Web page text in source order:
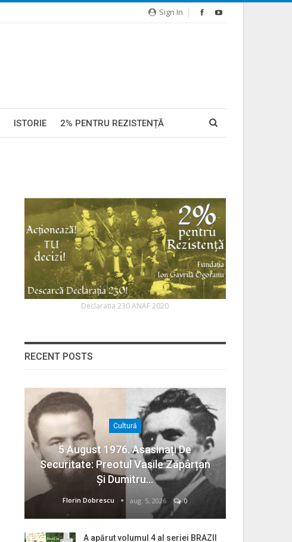
Sign In
ISTORIE 2% PENTRU REZISTENȚĂ
Declaratia 230 ANAF 2020
RECENT POSTS
Cultură
5 August 1976. Asasinați De
Securitate: Preotul Vasile Zăpârțan
Și Dumitru…
Florin Dobrescu aug. 5, 2026 0
A apărut volumul 4 al seriei BRAZII